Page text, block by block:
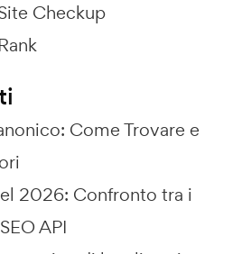
Checkup
Come Trovare e
2026: Confronto tra i
API